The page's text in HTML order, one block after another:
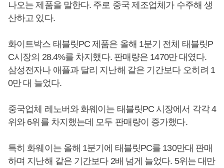
나오는 제품을 말한다. 주로 중국 제조업체가 수주해 생
산하고 있다.
화이트박스 태블릿PC 제품은 올해 1분기 전체 태블릿P
C시장의 28.4%를 차지했다. 판매량은 1470만 대였다.
삼성전자나 애플과 달리 지난해 같은 기간보다 오히려 1
0만 대 늘었다.
중국업체 레노버와 화웨이는 태블릿PC 시장에서 각각 4
위와 6위를 차지했는데 모두 판매량이 증가했다.
특히 화웨이는 올해 1분기에 태블릿PC를 130만대 판매
하며 지난해 같은 기간보다 2배 넘게 늘었다. 5위는 대만